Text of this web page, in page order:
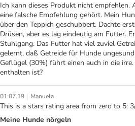
Ich kann dieses Produkt nicht empfehlen.
eine falsche Empfehlung gehört. Mein
über den Teppich geschubbert. Dachte
Drüsen, aber es lag eindeutig am Futter.
Stuhlgang. Das Futter hat viel zuviel
gelernt, daß Getreide für Hunde
Geflügel (30%) führt einen auch in die
enthalten ist?
01.07.19 | Manuela
This is a stars rating area from zero to 5:
Meine Hunde nörgeln